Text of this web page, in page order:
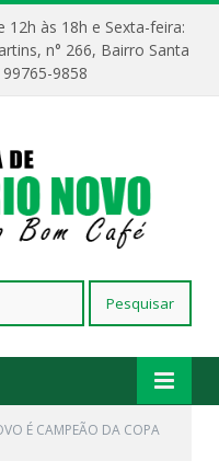
12h às 18h e Sexta-feira:
n° 266, Bairro Santa
9858
É CAMPEÃO DA COPA